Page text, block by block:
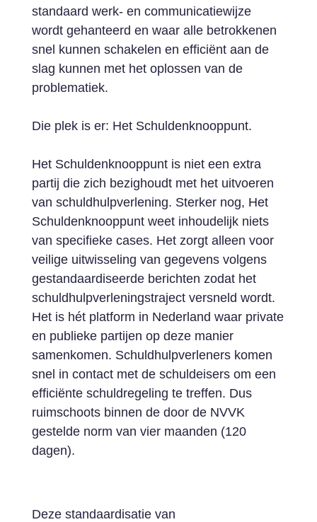
standaard werk- en communicatiewijze
wordt gehanteerd en waar alle betrokkenen
snel kunnen schakelen en efficiënt aan de
slag kunnen met het oplossen van de
problematiek.
Die plek is er: Het Schuldenknooppunt.
Het Schuldenknooppunt is niet een extra
partij die zich bezighoudt met het uitvoeren
van schuldhulpverlening. Sterker nog, Het
Schuldenknooppunt weet inhoudelijk niets
van specifieke cases. Het zorgt alleen voor
veilige uitwisseling van gegevens volgens
gestandaardiseerde berichten zodat het
schuldhulpverleningstraject versneld wordt.
Het is hét platform in Nederland waar private
en publieke partijen op deze manier
samenkomen. Schuldhulpverleners komen
snel in contact met de schuldeisers om een
efficiënte schuldregeling te treffen. Dus
ruimschoots binnen de door de NVVK
gestelde norm van vier maanden (120
dagen).
Deze standaardisatie van